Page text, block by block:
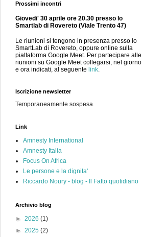
Prossimi incontri
Giovedi' 30 aprile ore 20.30 presso lo
Smartlab di Rovereto (Viale Trento 47)
Le riunioni si tengono in presenza presso lo
SmartLab di Rovereto, oppure online sulla
piattaforma Google Meet. Per partecipare alle
riunioni su Google Meet collegarsi, nel giorno
e ora indicati, al seguente link.
Iscrizione newsletter
Temporaneamente sospesa.
Link
Amnesty International
Amnesty Italia
Focus On Africa
Le persone e la dignita'
Riccardo Noury - blog - Il Fatto quotidiano
Archivio blog
► 2026 (1)
► 2025 (2)